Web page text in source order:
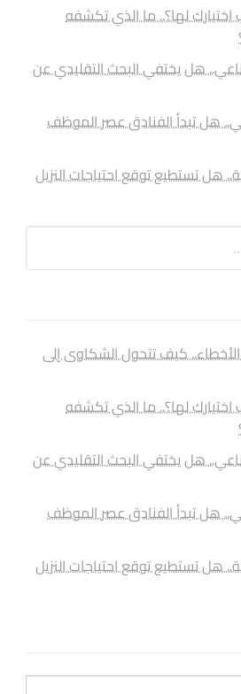
لها؟.. ما الذي تكشفه
هل يختفي البحث التقليدي عن
هل تبدأ الفنادق عصر الموظف
هل تستطيع توقع احتياجات النزيل
كيف تتحول الشكاوى إلى
لها؟.. ما الذي تكشفه
هل يختفي البحث التقليدي عن
هل تبدأ الفنادق عصر الموظف
هل تستطيع توقع احتياجات النزيل